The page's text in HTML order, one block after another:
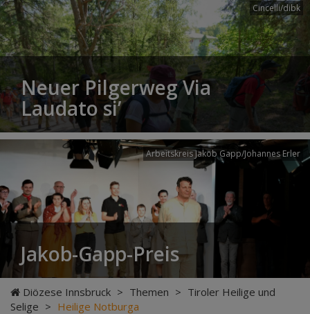
Cincelli/dibk
Neuer Pilgerweg Via
Laudato si’
Arbeitskreis Jakob Gapp/Johannes Erler
Jakob-Gapp-Preis
Diözese Innsbruck > Themen > Tiroler Heilige und
Selige > Heilige Notburga